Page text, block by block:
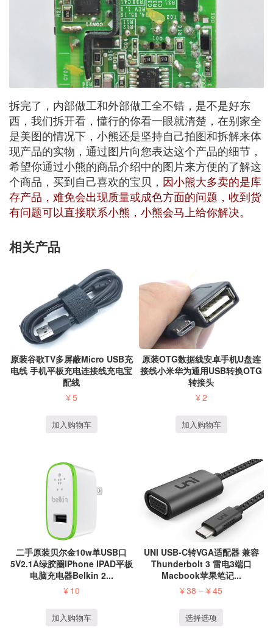
拆完了，内部做工和外部做工全不错，是不是好东
西，我们拆开看，懂行的你看一眼就清楚，在别家全
是美图的情况下，小熊还是坚持自己拍图和拆解来体
现产品的实物，通过图片向您表达这个产品的细节，
希望你通过小熊的商品介绍中的图片来方便的了解这
个商品，买到自己喜欢的宝贝， 因小熊大多卖的是库
存产品，难免会出现质量或成色方面的问题，收到货
有问题可以直接联系小熊，小熊会马上给你解决。
相关产品
原装谷歌TV多屏蔽Micro USB充
电线 手机平板充电连接线充电宝
配线
¥5
加入购物车
原装OTG数据线安卓手机U盘连
接线小米华为通用USB转换OTG
转接头
¥2
加入购物车
二手原装贝尔金10w单USB口
5V2.1A绿胶圈iPhone IPAD平板
电脑充电器Belkin 2...
¥ 10
加入购物车
UNI USB-C转VGA适配器 兼容
Thunderbolt 3 雷电3端口
Macbook苹果笔记...
¥38 –¥45
选择选项